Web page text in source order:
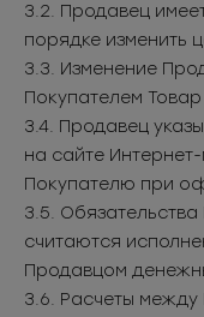
3.2. Продавец
порядке изменить
3.3. Изменение
Покупателем
3.4. Продавец
на сайте
Покупателю при
3.5.
считаются
Продавцом
3.6. Расчеты